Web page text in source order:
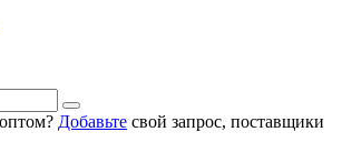
Добавьте свой запрос, поставщики